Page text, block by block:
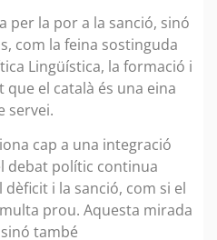
per la por a la sanció, sinó
com la feina sostinguda
Lingüística, la formació i
el català és una eina
servei.
cap a una integració
debat polític continua
i la sanció, com si el
prou. Aquesta mirada
també